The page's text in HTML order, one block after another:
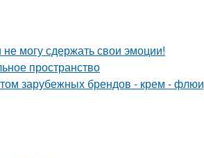
могу сдержать свои эмоции!
пространство
зарубежных брендов - крем -